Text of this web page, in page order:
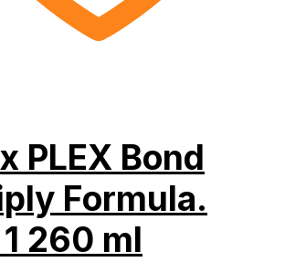
PLEX Bond
Formula.
260 ml